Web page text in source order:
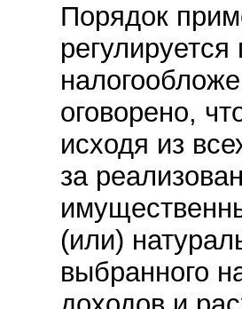
Порядок
оговорено,
исходя из
за
(или)
выбранного